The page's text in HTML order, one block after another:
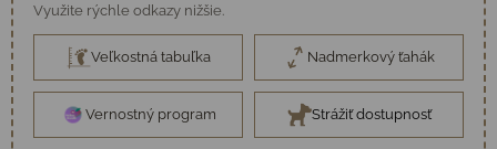
Využite rýchle odkazy nižšie.
Veľkostná tabuľka Nadmerkový ťahák
Vernostný program Strážiť dostupnosť